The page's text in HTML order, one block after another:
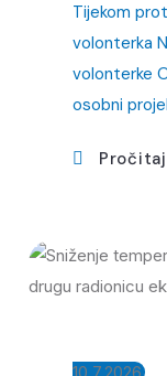
Tijekom
volonterka
volonterke
osobni